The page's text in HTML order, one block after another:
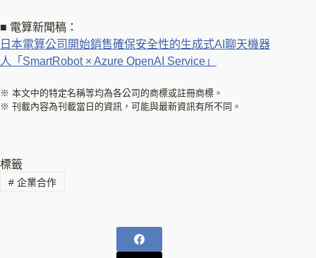
■ 電算新聞稿：
日本電算公司開始銷售確保安全性的生成式AI聊天機器
人「SmartRobot × Azure OpenAI Service」
※ 本文中的特定名稱等均為各公司的商標或註冊商標。
※ 刊載內容為刊載當日的資訊，可能與最新資訊有所不同。
標籤
#企業合作